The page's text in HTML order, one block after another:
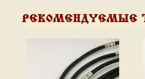
РЕКОМЕНДУЕМЫЕ